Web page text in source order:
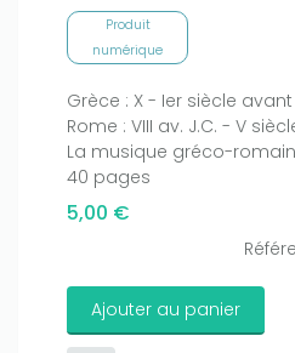
Produit
numérique
Grèce : X - Ier siècle avant
Rome : VIII av. J.C. - V
La musique gréco-
40 pages
5,00 €
Ajouter au panier